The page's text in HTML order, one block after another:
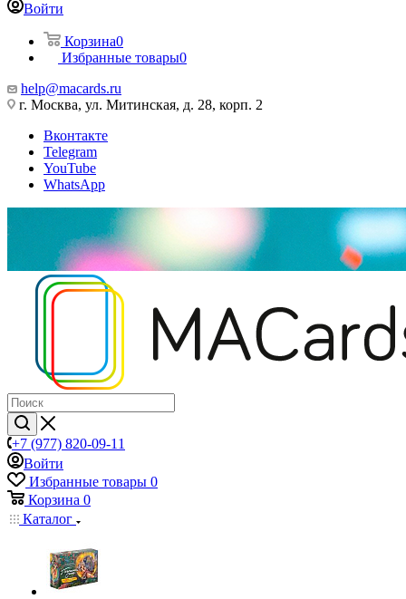
Войти
Корзина0
Избранные товары0
help@macards.ru
г. Москва, ул. Митинская, д. 28, корп. 2
Вконтакте
Telegram
YouTube
WhatsApp
+7 (977) 820-09-11
Войти
Избранные товары 0
Корзина 0
Каталог